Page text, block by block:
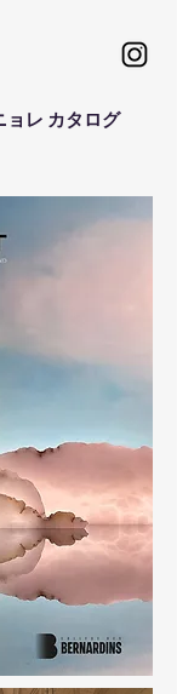
ョレ カタログ